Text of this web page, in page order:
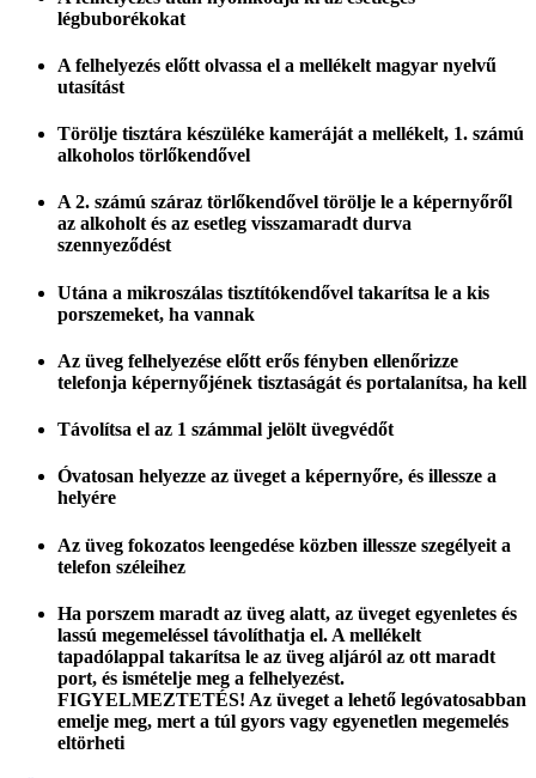
légbuborékokat
A felhelyezés előtt olvassa el a mellékelt magyar nyelvű
utasítást
Törölje tisztára készüléke kameráját a mellékelt, 1. számú
alkoholos törlőkendővel
A 2. számú száraz törlőkendővel törölje le a képernyőről
az alkoholt és az esetleg visszamaradt durva
szennyeződést
Utána a mikroszálas tisztítókendővel takarítsa le a kis
porszemeket, ha vannak
Az üveg felhelyezése előtt erős fényben ellenőrizze
telefonja képernyőjének tisztaságát és portalanítsa, ha kell
Távolítsa el az 1 számmal jelölt üvegvédőt
Óvatosan helyezze az üveget a képernyőre, és illessze a
helyére
Az üveg fokozatos leengedése közben illessze szegélyeit a
telefon széleihez
Ha porszem maradt az üveg alatt, az üveget egyenletes és
lassú megemeléssel távolíthatja el. A mellékelt
tapadólappal takarítsa le az üveg aljáról az ott maradt
port, és ismételje meg a felhelyezést.
FIGYELMEZTETÉS! Az üveget a lehető legóvatosabban
emelje meg, mert a túl gyors vagy egyenetlen megemelés
eltörheti